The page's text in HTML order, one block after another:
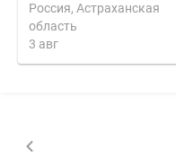
Россия, Астраханская
область
3 авг
Назад к списку объявлений